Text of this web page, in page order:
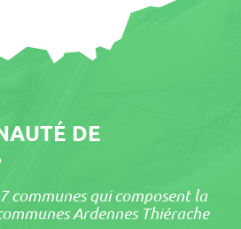
DE
communes qui composent la
Ardennes Thié­rache